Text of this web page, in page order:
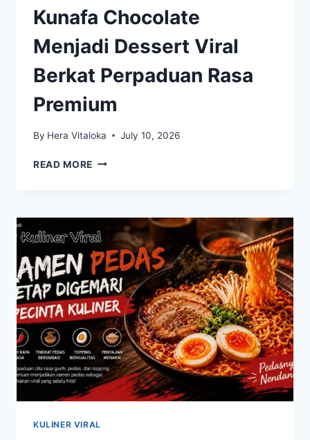
Kunafa Chocolate
Menjadi Dessert Viral
Berkat Perpaduan Rasa
Premium
By Hera Vitaloka July 10, 2026
READ MORE KUNAFA
VIRAL
BERKAT
PERPADUAN
RASA
PREMIUM
KULINER VIRAL